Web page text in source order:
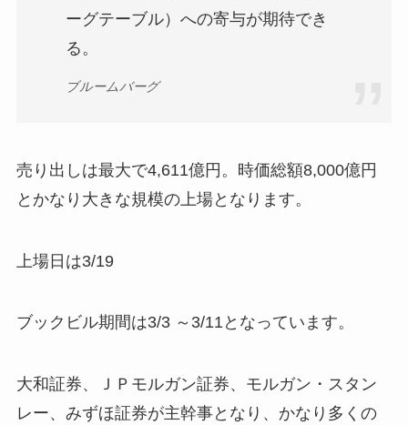
ーグテーブル）への寄与が期待でき
る。
ブルームバーグ
売り出しは最大で4,611億円。時価総額8,000億円
とかなり大きな規模の上場となります。
上場日は3/19
ブックビル期間は3/3 ～3/11となっています。
大和証券、ＪＰモルガン証券、モルガン・スタン
レー、みずほ証券が主幹事となり、かなり多くの